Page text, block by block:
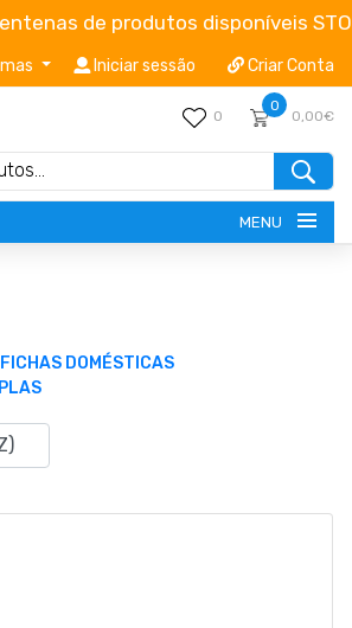
de produtos disponíveis
Iniciar sessão Criar Conta
0
0
0,00€
MENU
FICHAS DOMÉSTICAS